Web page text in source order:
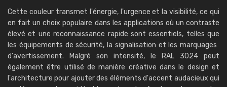
Cette couleur transmet l'énergie, l'urgence et la visibilité, ce qui
en fait un choix populaire dans les applications où un contraste
élevé et une reconnaissance rapide sont essentiels, telles que
les équipements de sécurité, la signalisation et les marquages ​​
d'avertissement. Malgré son intensité, le RAL 3024 peut
également être utilisé de manière créative dans le design et
l'architecture pour ajouter des éléments d'accent audacieux qui